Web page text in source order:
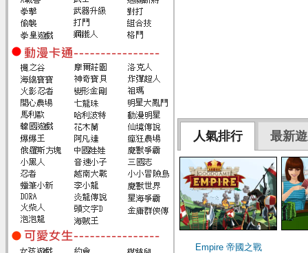
人氣排行 最新
Empire 帝國之戰